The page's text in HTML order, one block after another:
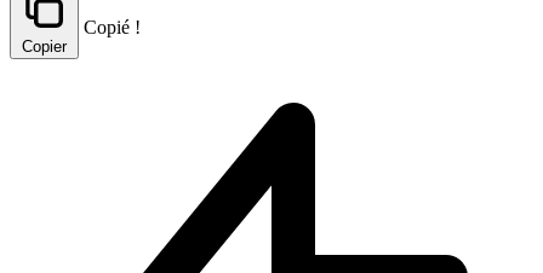
Copier
Copié !